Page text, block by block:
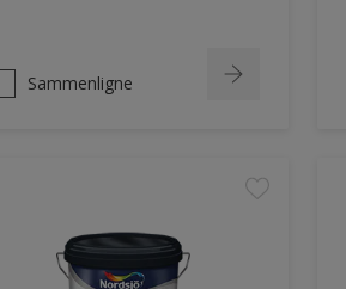
Sammenligne